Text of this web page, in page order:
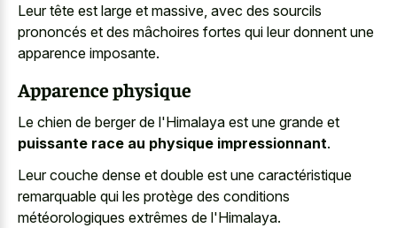
Leur tête est large et massive, avec des sourcils
prononcés et des mâchoires fortes qui leur donnent une
apparence imposante.
Apparence physique
Le chien de berger de l'Himalaya est une grande et
puissante race au physique impressionnant.
Leur couche dense et double est une caractéristique
remarquable qui les protège des conditions
météorologiques extrêmes de l'Himalaya.